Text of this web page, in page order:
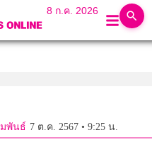
8 ก.ค. 2026
พันธ์ 7 ต.ค. 2567 • 9:25 น.